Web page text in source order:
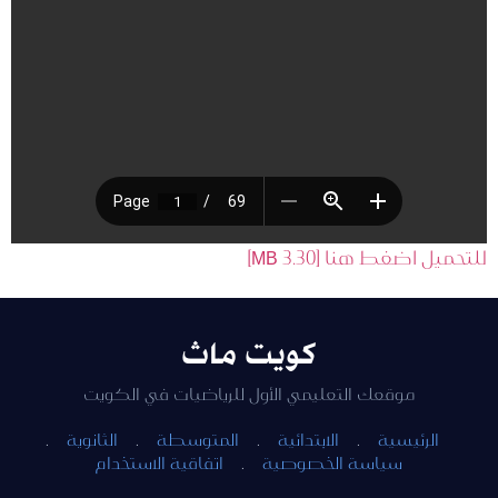
للتحميل اضغط هنا [3.30 MB]
كويت ماث
موقعك التعليمي الأول للرياضيات في الكويت
الرئيسية
· الابتدائية · المتوسطة · الثانوية ·
سياسة الخصوصية · اتفاقية الاستخدام